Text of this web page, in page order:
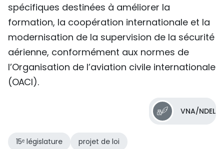
spécifiques destinées à améliorer la
formation, la coopération internationale et la
modernisation de la supervision de la sécurité
aérienne, conformément aux normes de
l’Organisation de l’aviation civile internationale
(OACI).
VNA/NDEL
15ᵉ législature projet de loi